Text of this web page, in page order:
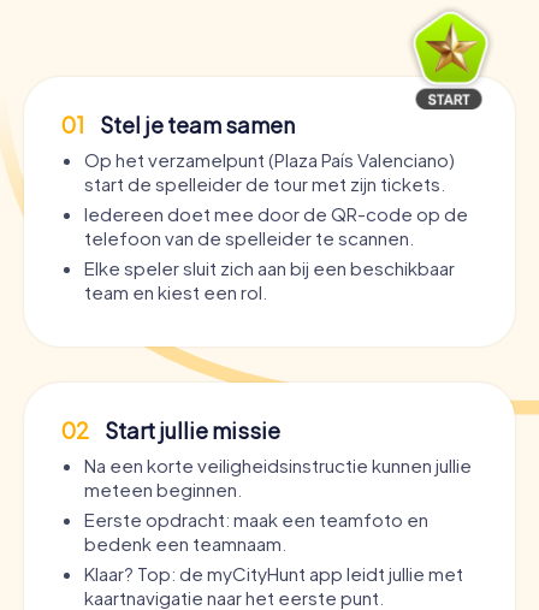
01 Stel je team samen
Op het verzamelpunt (Plaza País Valenciano)
start de spelleider de tour met zijn tickets.
Iedereen doet mee door de QR-code op de
telefoon van de spelleider te scannen.
Elke speler sluit zich aan bij een beschikbaar
team en kiest een rol.
02 Start jullie missie
Na een korte veiligheidsinstructie kunnen jullie
meteen beginnen.
Eerste opdracht: maak een teamfoto en
bedenk een teamnaam.
Klaar? Top: de myCityHunt app leidt jullie met
kaartnavigatie naar het eerste punt.